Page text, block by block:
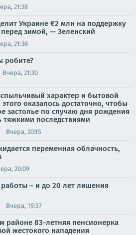
21:38
Украине €2 млн на поддержку
перед зимой, — Зеленский
21:38
робите?
Вчера, 21:30
характер и бытовой
оказалось достаточно, чтобы
застолье по случаю дня рождения
тяжкими последствиями
Вчера, 20:15
переменная облачность,
20:09
– и до 20 лет лишения
Вчера, 19:57
районе 83-летняя пенсионерка
жестокого нападения